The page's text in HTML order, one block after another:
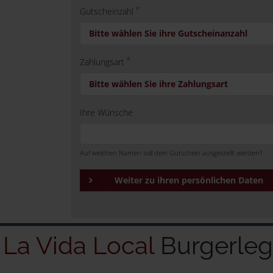
Gutscheinzahl
Bitte wählen Sie ihre Gutscheinanzahl
Zahlungsart
Bitte wählen Sie ihre Zahlungsart
Ihre Wünsche
Auf welchen Namen soll dein Gutschein ausgestellt werden?
Weiter zu ihren persönlichen Daten
La Vida Local